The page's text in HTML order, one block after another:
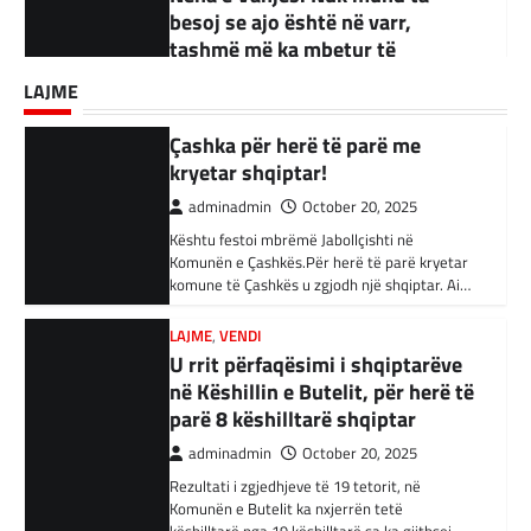
adminadmin September 18, 2025
parë të mandatit të tij…
BOTA,KRONIKË E ZEZË,LAJME,RAJONI
Akuzohen se kanë lidhje me
persona në Turqi
adminadmin February 3, 2024
Autoritetet turke i kanë arrestuar të shtunën
34 njerëz të dyshuar për lidhje me Shtetin
Islamik gjatë një operacioni të…
BOTA,KRONIKË E ZEZË, RAJONI
Irani dënon sulmet ajrore të
SHBA-së
adminadmin February 3, 2024
Në qytetin al-Ka’im, rreth 350 km në
veriperëndim të Bagdadit, gjithçka që ka
mbetur pas sulmeve ajrore të Uashingtonit
është…
KRONIKË E ZEZË,LAJME,RAJONI
LAJME
Kështu festoi mbrëmë Jabollçishti në
Komunën e Çashkës.Për herë të parë kryetar
komune të Çashkës u zgjodh një shqiptar. Ai…
LAJME,VENDI
U rrit përfaqësimi i shqiptarëve
në Këshillin e Butelit, për herë të
parë 8 këshilltarë shqiptar
adminadmin October 20, 2025
Rezultati i zgjedhjeve të 19 tetorit, në
Komunën e Butelit ka nxjerrën tetë
këshilltarë nga 19 këshilltarë sa ka gjithsej…
LAJME
Vazhdojnë SKANDALET/
Zbulohen Kontratat tek “NP-
PARKINGU” të Bilall Kasamit
(DOKUMENT)
adminadmin October 17, 2025